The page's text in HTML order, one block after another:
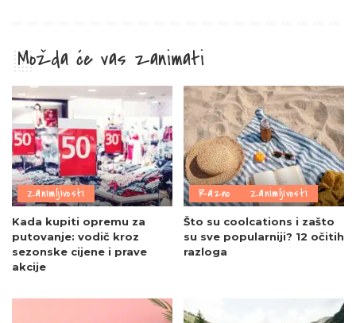
Možda će vas zanimati
Zanimljivosti
Kada kupiti opremu za
putovanje: vodič kroz
sezonske cijene i prave
akcije
Razno Zanimljivosti
Što su coolcations i zašto
su sve popularniji? 12 očitih
razloga